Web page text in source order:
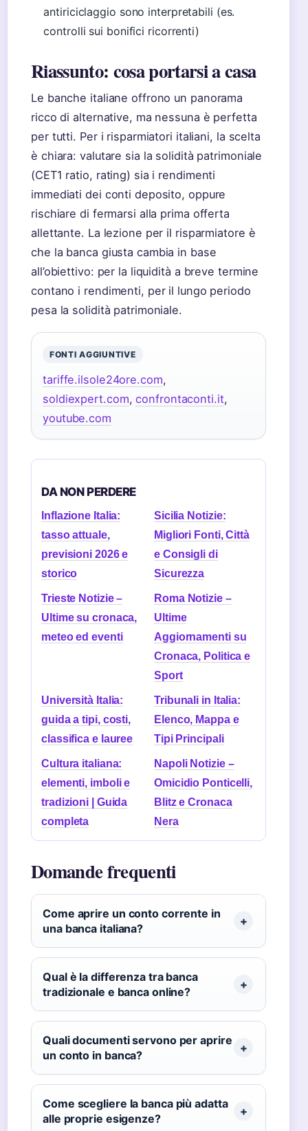
antiriciclaggio sono interpretabili (es.
controlli sui bonifici ricorrenti)
Riassunto: cosa portarsi a casa
Le banche italiane offrono un panorama
ricco di alternative, ma nessuna è perfetta
per tutti. Per i risparmiatori italiani, la scelta
è chiara: valutare sia la solidità patrimoniale
(CET1 ratio, rating) sia i rendimenti
immediati dei conti deposito, oppure
rischiare di fermarsi alla prima offerta
allettante. La lezione per il risparmiatore è
che la banca giusta cambia in base
all’obiettivo: per la liquidità a breve termine
contano i rendimenti, per il lungo periodo
pesa la solidità patrimoniale.
FONTI AGGIUNTIVE
tariffe.ilsole24ore.com,
soldiexpert.com,confrontaconti.it,
youtube.com
DA NON PERDERE
Inflazione Italia:
tasso attuale,
previsioni 2026 e
storico
Sicilia Notizie:
Migliori Fonti, Città
e Consigli di
Sicurezza
Trieste Notizie –
Ultime su cronaca,
meteo ed eventi
Roma Notizie –
Ultime
Aggiornamenti su
Cronaca, Politica e
Sport
Università Italia:
guida a tipi, costi,
classifica e lauree
Tribunali in Italia:
Elenco, Mappa e
Tipi Principali
Cultura italiana:
elementi, imboli e
tradizioni | Guida
completa
Napoli Notizie –
Omicidio Ponticelli,
Blitz e Cronaca
Nera
Domande frequenti
Come aprire un conto corrente in
una banca italiana?
Qual è la differenza tra banca
tradizionale e banca online?
Quali documenti servono per aprire
un conto in banca?
Come scegliere la banca più adatta
alle proprie esigenze?